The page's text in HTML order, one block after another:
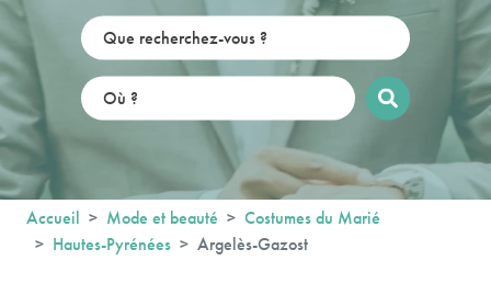
Accueil Mode et beauté
Costumes du Marié
Hautes-Pyrénées
Argelès-Gazost